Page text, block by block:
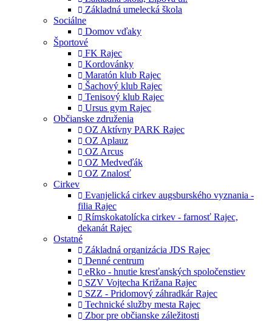
Základná umelecká škola
Sociálne
Domov vďaky
Športové
FK Rajec
Kordovánky
Maratón klub Rajec
Šachový klub Rajec
Tenisový klub Rajec
Ursus gym Rajec
Občianske združenia
OZ Aktívny PARK Rajec
OZ Aplauz
OZ Arcus
OZ Medveďák
OZ Znalosť
Cirkev
Evanjelická cirkev augsburského vyznania -
filia Rajec
Rímskokatolícka cirkev - farnosť Rajec,
dekanát Rajec
Ostatné
Základná organizácia JDS Rajec
Denné centrum
eRko - hnutie kresťanských spoločenstiev
SZV Vojtecha Križana Rajec
SZZ - Pridomový záhradkár Rajec
Technické služby mesta Rajec
Zbor pre občianske záležitosti